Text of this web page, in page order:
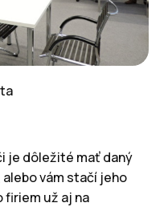
je dôležité mať daný
vám stačí jeho
firiem už aj na